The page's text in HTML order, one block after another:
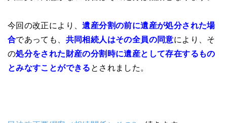
今回の改正により、遺産分割の前に遺産が処分された場
合であっても、 共同相続人はその全員の同意により、そ
の処分をされた財産の分割時に遺産として存在するもの
とみなすことができる とされました。